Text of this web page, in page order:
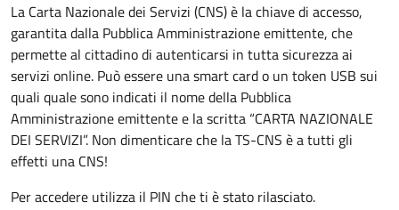
La Carta Nazionale dei Servizi (CNS) è la chiave di accesso,
garantita dalla Pubblica Amministrazione emittente, che
permette al cittadino di autenticarsi in tutta sicurezza ai
servizi online. Può essere una smart card o un token USB sui
quali quale sono indicati il nome della Pubblica
Amministrazione emittente e la scritta “CARTA NAZIONALE
DEI SERVIZI”. Non dimenticare che la TS-CNS è a tutti gli
effetti una CNS!
Per accedere utilizza il PIN che ti è stato rilasciato.